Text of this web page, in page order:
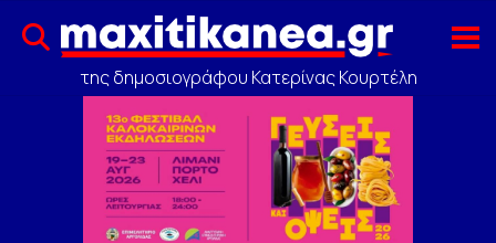
της δημοσιογράφου Κατερίνας Κουρτέλη